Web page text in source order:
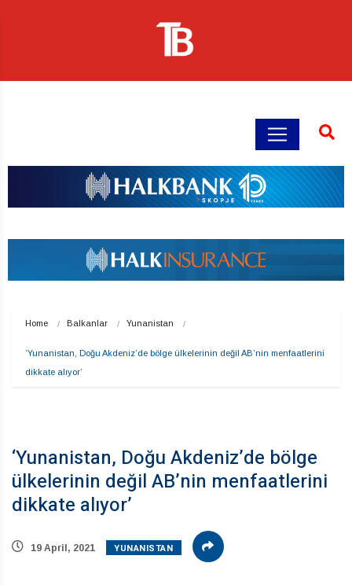
Home Balkanlar Yunanistan
‘Yunanistan, Doğu Akdeniz’de bölge ülkelerinin değil AB’nin menfaatlerini
dikkate alıyor’
‘Yunanistan, Doğu Akdeniz’de bölge
ülkelerinin değil AB’nin menfaatlerini
dikkate alıyor’
19 April, 2021 YUNANISTAN